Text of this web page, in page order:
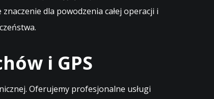
dla powodzenia całej operacji i
i GPS
Oferujemy profesjonalne usługi